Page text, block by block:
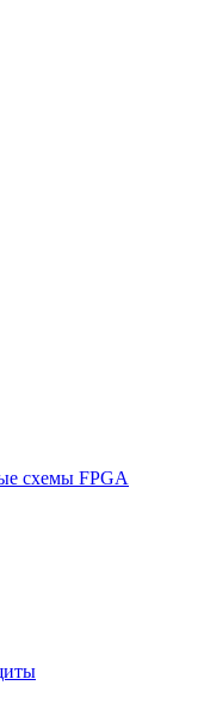
схемы FPGA